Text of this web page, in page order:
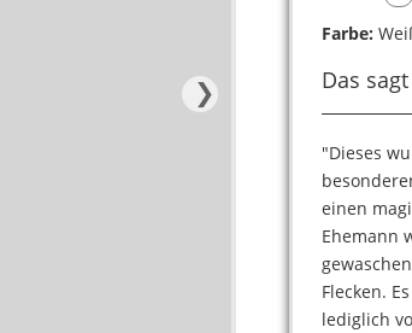
❯
Farbe:
Das
"Dieses
einen
Ehemann
Flecken.
lediglich